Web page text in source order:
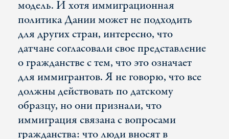
модель. И хотя иммиграционная
политика Дании может не подходить
для других стран, интересно, что
датчане согласовали свое представление
о гражданстве с тем, что это означает
для иммигрантов. Я не говорю, что все
должны действовать по датскому
образцу, но они признали, что
иммиграция связана с вопросами
гражданства: что люди вносят в